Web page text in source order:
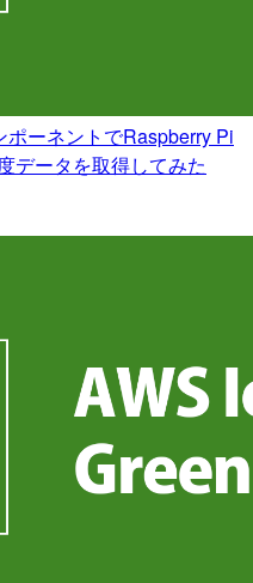
ポーネントでRaspberry Pi
データを取得してみた